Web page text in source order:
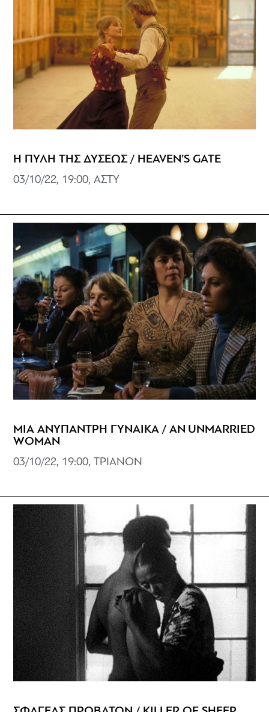
Η ΠΥΛΗ ΤΗΣ ΔΥΣΕΩΣ / HEAVEN’S GATE
03/10/22, 19:00, ΑΣΤΥ
ΜΙΑ ΑΝΥΠΑΝΤΡΗ ΓΥΝΑΙΚΑ / AN UNMARRIED
WOMAN
03/10/22, 19:00, ΤΡΙΑΝΟΝ